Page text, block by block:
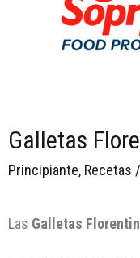
Galletas
Principiante, Recetas
Las Galletas